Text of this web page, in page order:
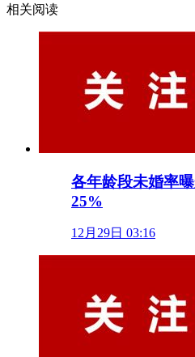
相关阅读
各年龄段未婚率
25%
12月29日 03:16